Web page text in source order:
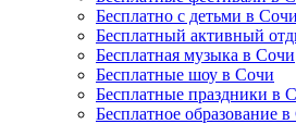
Бесплатно с детьми в Сочи
Бесплатный активный
Бесплатная музыка в Сочи
Бесплатные шоу в Сочи
Бесплатные праздники в
Бесплатное образование